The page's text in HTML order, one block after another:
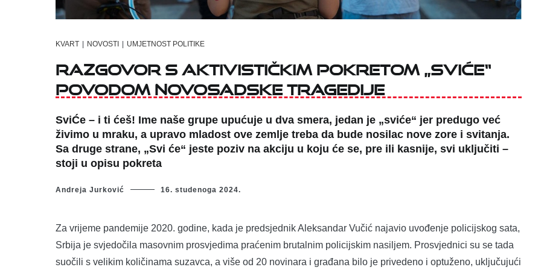
KVART NOVOSTI UMJETNOST POLITIKE
Razgovor s aktivističkim pokretom „SviĆe“
povodom novosadske tragedije
SviĆe – i ti ćeš! Ime naše grupe upućuje u dva smera, jedan je „sviće“ jer predugo već
živimo u mraku, a upravo mladost ove zemlje treba da bude nosilac nove zore i svitanja.
Sa druge strane, „Svi će“ jeste poziv na akciju u koju će se, pre ili kasnije, svi uključiti –
stoji u opisu pokreta
Andreja Jurković 16. studenoga 2024.
Za vrijeme pandemije 2020. godine, kada je predsjednik Aleksandar Vučić najavio uvođenje policijskog sata,
Srbija je svjedočila masovnim prosvjedima praćenim brutalnim policijskim nasiljem. Prosvjednici su se tada
suočili s velikim količinama suzavca, a više od 20 novinara i građana bilo je privedeno i optuženo, uključujući